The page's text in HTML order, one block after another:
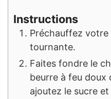
Instructions
Préchauffez votre
tournante.
Faites fondre le
beurre à feu doux
ajoutez le sucre